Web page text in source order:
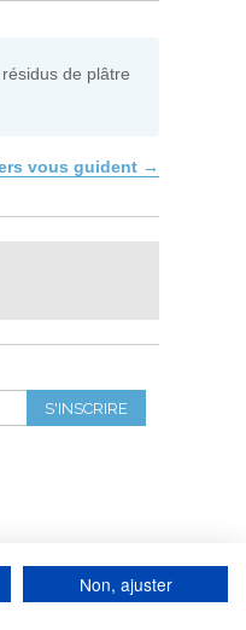
de plâtre
vous guident →
S'INSCRIRE
Non, ajuster